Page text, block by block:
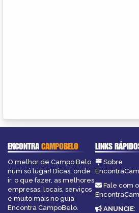
ENCONTRACAMPOBELO
O melhor de Campo Belo
num só lugar! Dicas, onde
ir, o que fazer, as melhores
empresas, locais, serviços
e muito mais no guia
Encontra CampoBelo.
LINKS
Sobre
Fale com o
ANUNCIE: